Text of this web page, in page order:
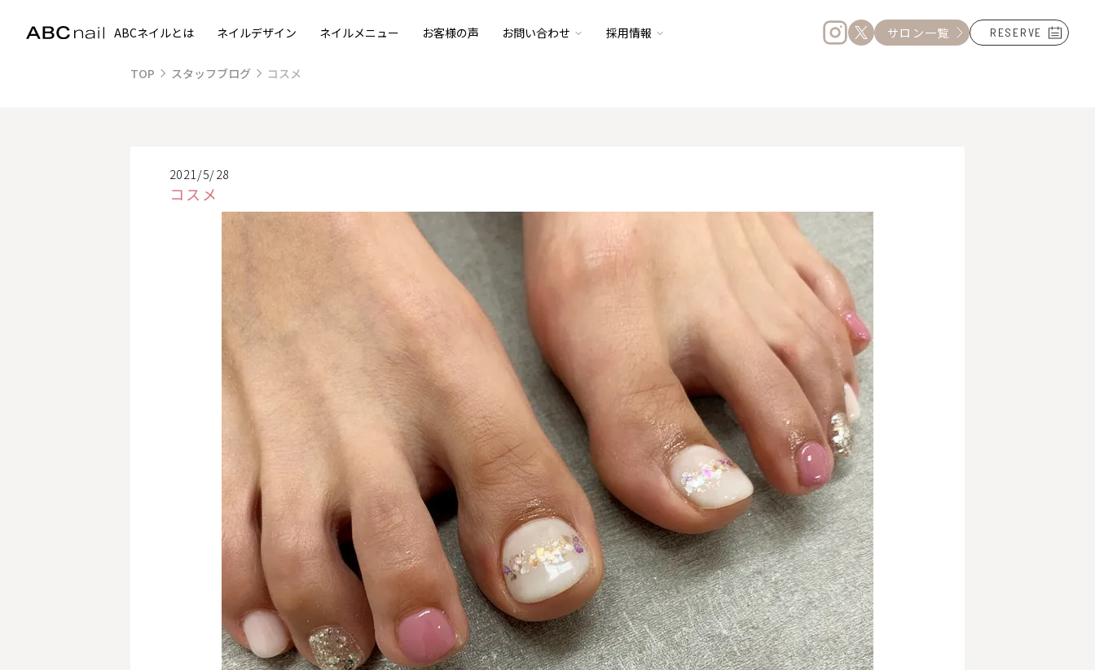
ABCネイルとは ネイルデザイン ネイルメニュー お客様の声 お問い合わせ 採用情報 サロン一覧 RESERVE
TOP スタッフブログ コスメ
2021/5/28
コスメ